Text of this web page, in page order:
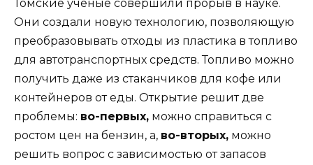
Томские ученые совершили прорыв в науке.
Они создали новую технологию, позволяющую
преобразовывать отходы из пластика в топливо
для автотранспортных средств. Топливо можно
получить даже из стаканчиков для кофе или
контейнеров от еды. Открытие решит две
проблемы: во-первых, можно справиться с
ростом цен на бензин, а, во-вторых, можно
решить вопрос с зависимостью от запасов